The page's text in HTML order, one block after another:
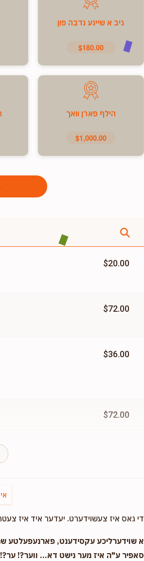
גיב א שיינע נדבה פון
$180.00
הילף פארן וואך
$1,000.00
$20.00
$72.00
$36.00
$72.00
$500.00
די גאס איז צעשוידערט. יעדער איד איז
א שוידערליכע עקסידענט, פארנעפעלטע
סאפיר ע"ה איז מער נישט דא... ווער?! ער?!